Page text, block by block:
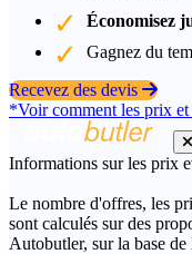
Économisez
Gagnez du
Recevez des devis
*Voir comment les prix et
Informations sur les prix
Le nombre d'offres, les
sont calculés sur des
Autobutler, sur la base